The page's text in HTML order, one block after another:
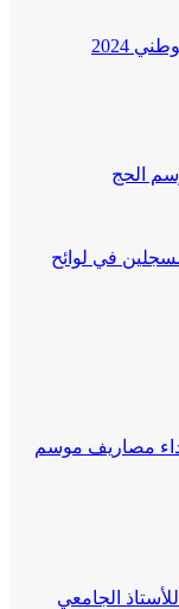
2024
الحج
في لوائح
مصاريف موسم
الجامعي